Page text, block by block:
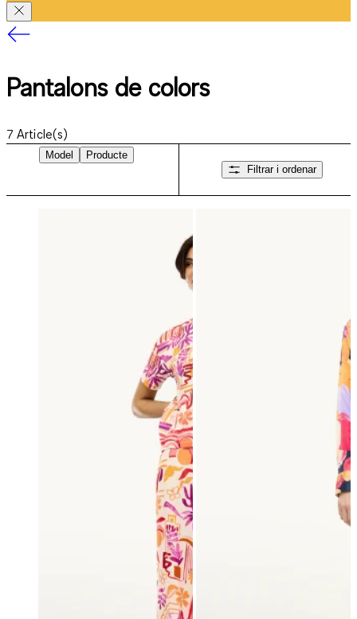
Pantalons de colors
7 Article(s)
Model
Producte
Filtrar i ordenar